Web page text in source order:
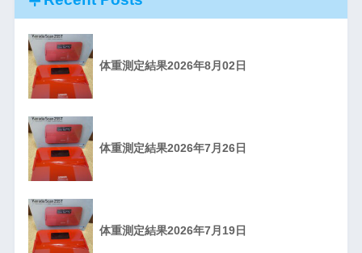
体重測定結果2026年8月02日
体重測定結果2026年7月26日
体重測定結果2026年7月19日